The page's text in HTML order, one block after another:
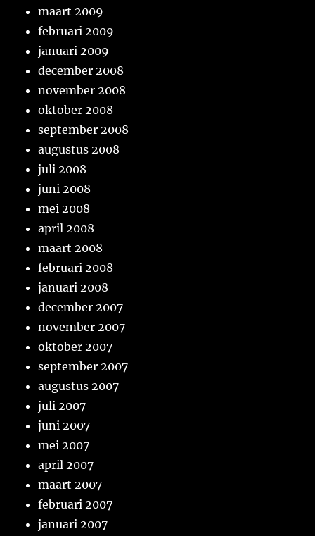
maart 2009
februari 2009
januari 2009
december 2008
november 2008
oktober 2008
september 2008
augustus 2008
juli 2008
juni 2008
mei 2008
april 2008
maart 2008
februari 2008
januari 2008
december 2007
november 2007
oktober 2007
september 2007
augustus 2007
juli 2007
juni 2007
mei 2007
april 2007
maart 2007
februari 2007
januari 2007